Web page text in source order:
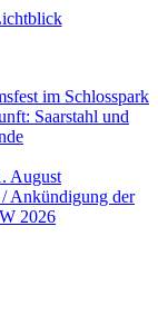
im Schlosspark
Saarstahl und
August
Ankündigung der
2026